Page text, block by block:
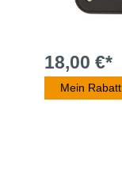
18,00 €*
Mein Rabatt